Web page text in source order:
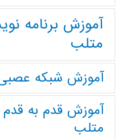
آموزش برنامه
متلب
آموزش شبکه
آموزش قدم به قدم
متلب